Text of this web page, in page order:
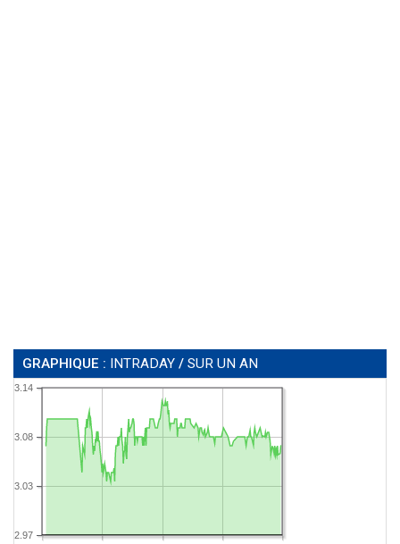
GRAPHIQUE : INTRADAY / SUR UN AN
2.97
3.03
3.08
3.14